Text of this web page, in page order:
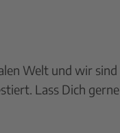
Welt und wir sind
Lass Dich gerne